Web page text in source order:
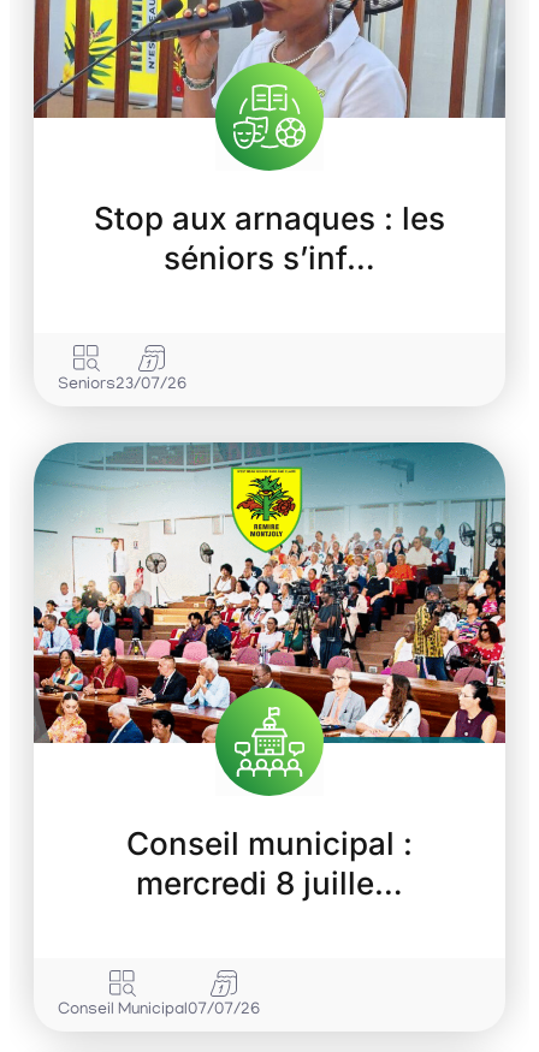
Stop aux arnaques : les
séniors s’inf…
Seniors23/07/26
Conseil municipal :
mercredi 8 juille…
Conseil Municipal07/07/26